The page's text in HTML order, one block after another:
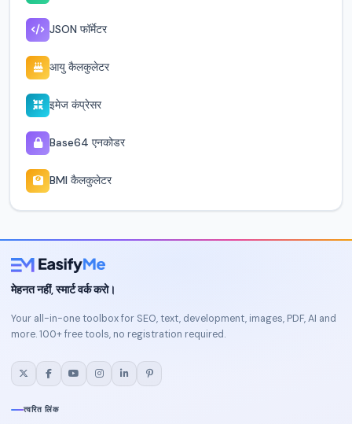
JSON फॉर्मेटर
आयु कैलकुलेटर
इमेज कंप्रेसर
Base64 एनकोडर
BMI कैलकुलेटर
मेहनत नहीं, स्मार्ट वर्क करो।
Your all-in-one toolbox for SEO, text, development, images, PDF, AI and
more. 100+ free tools, no registration required.
त्वरित लिंक